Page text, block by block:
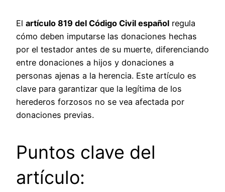
El artículo 819 del Código Civil español regula
cómo deben imputarse las donaciones hechas
por el testador antes de su muerte, diferenciando
entre donaciones a hijos y donaciones a
personas ajenas a la herencia. Este artículo es
clave para garantizar que la legítima de los
herederos forzosos no se vea afectada por
donaciones previas.
Puntos clave del
artículo: